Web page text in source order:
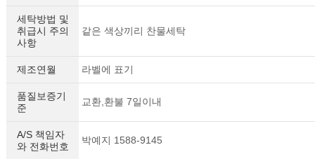
세탁방법 및
취급시 주의
사항
같은 색상끼리 찬물세탁
제조연월 라벨에 표기
품질보증기
준
교환,환불 7일이내
A/S 책임자
와 전화번호
박예지 1588-9145